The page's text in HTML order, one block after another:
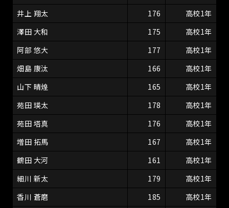
井上 翔太
176
高校1年
澤田 大和
175
高校1年
阿部 悠大
177
高校1年
畑島 康汰
166
高校1年
山下 晴煌
165
高校1年
苑田 瑛太
178
高校1年
苑田 塔真
176
高校1年
増田 拓馬
167
高校1年
鶴田 大河
161
高校1年
細川 新太
179
高校1年
香川 蒼磨
185
高校1年